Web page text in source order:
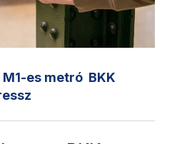
M1-es metró BKK